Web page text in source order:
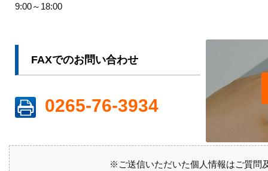
9:00～18:00
FAXでのお問い合わせ
0265-76-3934
※ご送信いただいた個人情報はご質問